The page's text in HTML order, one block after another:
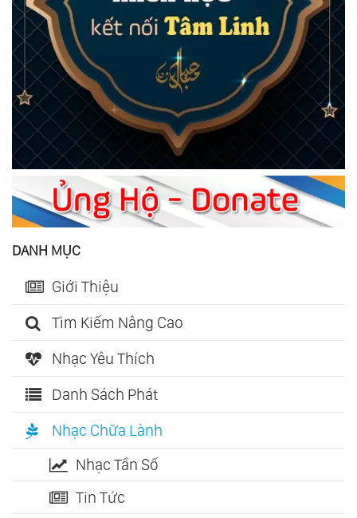
DANH MỤC
Giới Thiệu
Tìm Kiếm Nâng Cao
Nhạc Yêu Thích
Danh Sách Phát
Nhạc Chữa Lành
Nhạc Tần Số
Tin Tức